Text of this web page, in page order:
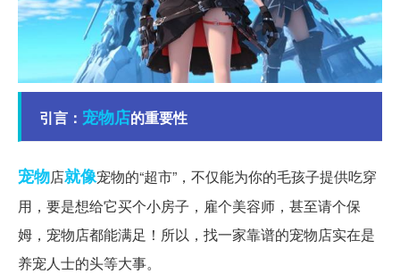
引言： 宠物店的重要性
宠物店就像宠物的“超市”，不仅能为你的毛孩子提供吃穿
用，要是想给它买个小房子，雇个美容师，甚至请个保
姆，宠物店都能满足！所以，找一家靠谱的宠物店实在是
养宠人士的头等大事。